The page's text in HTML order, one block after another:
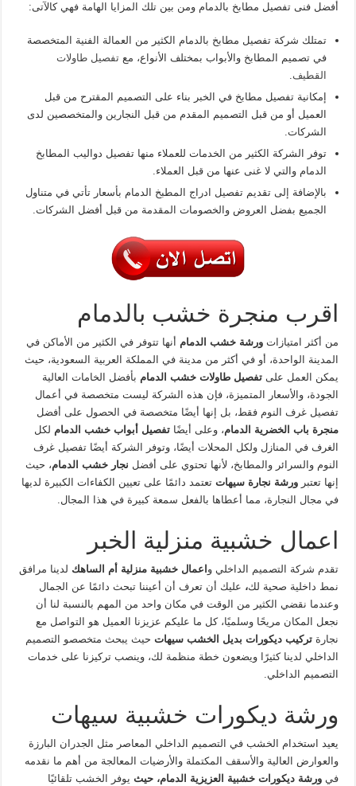
أفضل فنى تفصيل مطابخ بالدمام ومن بين تلك المزايا الهامة فهي كالآتى:
تمتلك شركة تفصيل مطابخ بالدمام الكثير من العمالة الفنية المتخصصة
في تصميم المطابخ والأبواب بمختلف الأنواع، معتفصيل طاولات
القطيف.
إمكانية تفصيل مطابخ في الخبر بناء على التصميم المقترح من قبل
العميل أو من قبل التصميم المقدم من قبل النجارين والمتخصصين لدى
الشركات.
توفر الشركة الكثير من الخدمات للعملاء منها تفصيل دواليب المطابخ
الدمام والتي لا غنى عنها من قبل العملاء.
بالإضافة إلى تقديم تفصيل ادراج المطبخ الدمام بأسعار تأتي في متناول
الجميع بفضل العروض والخصومات المقدمة من قبل أفضل الشركات.
اقرب منجرة خشب بالدمام
من أكثر امتيازاتورشة خشب الدمام أنها تتوفر في الكثير من الأماكن في
المدينة الواحدة، أو في أكثر من مدينة في المملكة العربية السعودية، حيث
يمكن العمل علىتفصيل طاولات خشب الدمام بأفضل الخامات العالية
الجودة، والأسعار المتميزة، فإن هذه الشركة ليست متخصصة في أعمال
تفصيل غرف النوم فقط، بل إنها أيضًا متخصصة في الحصول على أفضل
منجرة باب الخضرية الدمام، وعلى أيضًاتفصيل أبواب خشب الدمام لكل
الغرف في المنازل ولكل المحلات أيضًا، وتوفر الشركة أيضًا تفصيل غرف
النوم والسرائر والمطابخ، لأنها تحتوي على أفضل نجار خشب الدمام، حيث
إنها تعتبرورشة نجارة سيهات تعتمد دائمًا على تعيين الكفاءات الكبيرة لديها
في مجال النجارة، مما أعطاها بالفعل سمعة كبيرة في هذا المجال.
اعمال خشبية منزلية الخبر
تقدم شركة التصميم الداخلي و اعمال خشبية منزلية أم الساهك لدينا مرافق
نمط داخلية صحية لك، عليك أن تعرف أن أعيننا تبحث دائمًا عن الجمال
وعندما نقضي الكثير من الوقت في مكان واحد من المهم بالنسبة لنا أن
نجعل المكان مريحًا وسلميًا، كل ما عليكم عزيزنا العميل هو التواصل مع
نجارةتركيب ديكورات بديل الخشب سيهات حيث يبحث متخصصو التصميم
الداخلي لدينا كثيرًا ويضعون خطة منظمة لك، وينصب تركيزنا على خدمات
التصميم الداخلي.
ورشة ديكورات خشبية سيهات
يعيد استخدام الخشب في التصميم الداخلي المعاصر مثل الجدران البارزة
والعوارض العالية والأسقف المكتملة والأرضيات المعالجة من أهم ما نقدمه
فيورشة ديكورات خشبية العزيزية الدمام، حيث يوفر الخشب تلقائيًا